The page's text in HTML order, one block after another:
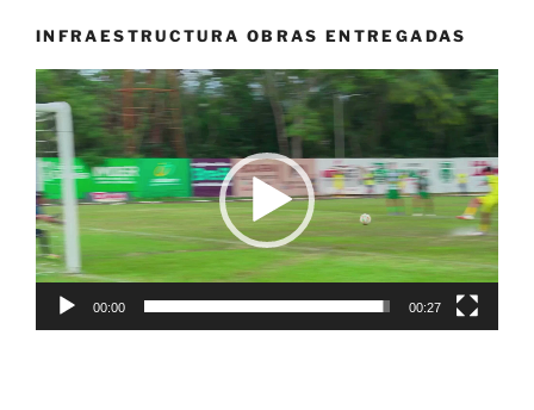
INFRAESTRUCTURA OBRAS ENTREGADAS
Reproductor
de
vídeo
00:00 00:27